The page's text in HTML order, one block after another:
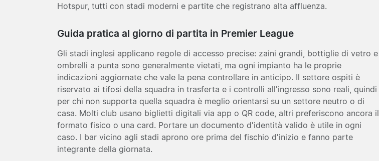
Hotspur, tutti con stadi moderni e partite che registrano alta affluenza.
Guida pratica al giorno di partita in Premier League
Gli stadi inglesi applicano regole di accesso precise: zaini grandi, bottiglie di vetro e
ombrelli a punta sono generalmente vietati, ma ogni impianto ha le proprie
indicazioni aggiornate che vale la pena controllare in anticipo. Il settore ospiti è
riservato ai tifosi della squadra in trasferta e i controlli all'ingresso sono reali, quindi
per chi non supporta quella squadra è meglio orientarsi su un settore neutro o di
casa. Molti club usano biglietti digitali via app o QR code, altri preferiscono ancora il
formato fisico o una card. Portare un documento d'identità valido è utile in ogni
caso. I bar vicino agli stadi aprono ore prima del fischio d'inizio e fanno parte
integrante della giornata.